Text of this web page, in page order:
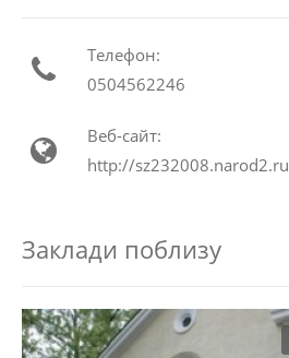
Телефон:
0504562246
Веб-сайт:
http://sz232008.narod2.ru
Заклади поблизу